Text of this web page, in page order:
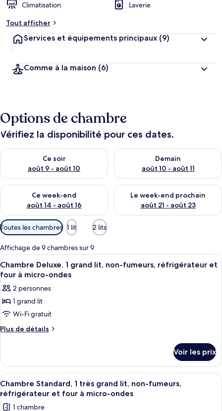
Climatisation
Laverie
Tout afficher
Services et équipements principaux (9)
Comme à la maison (6)
Options de chambre
Vérifiez la disponibilité pour ces dates.
Ce soir
août 9 - août 10
Vérifier la disponibilité pour ce soir août 9 - août 10
Demain
août 10 - août 11
Vérifier la disponibilité pour
Ce week-end
août 14 - août 16
Vérifier la disponibilité pour ce week-end août 14 - août 16
Le week-end prochain
août 21 - août 23
Vérifier la disponibilité pour
Filtres
disponibles
pour
les
chambres
Toutes les chambres 1 lit 2 lits
Affichage de 9 chambres sur 9
Afficher
toutes
les
photos
pour
ce
type
Chambre
Deluxe,
1
grand
lit,
Une chambre d’hôtel avec un lit, un
5
Chambre Deluxe, 1 grand lit, non-fumeurs, réfrigérateur et
four à micro-ondes
2 personnes
1 grand lit
Wi-Fi gratuit
Plus de détails
Plus
le
type
de
chambre
Chambre
Deluxe,
Voir les prix
Afficher
toutes
les
Une chambre d’hôtel moderne
5
Chambre Standard, 1 très grand lit, non-fumeurs,
réfrigérateur et four à micro-ondes
1 chambre